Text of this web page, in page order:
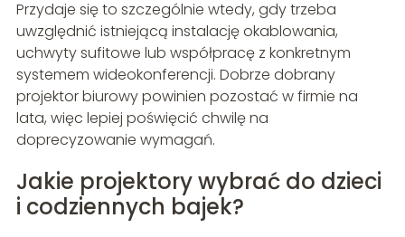
Przydaje się to szczególnie wtedy, gdy trzeba
uwzględnić istniejącą instalację okablowania,
uchwyty sufitowe lub współpracę z konkretnym
systemem wideokonferencji. Dobrze dobrany
projektor biurowy powinien pozostać w firmie na
lata, więc lepiej poświęcić chwilę na
doprecyzowanie wymagań.
Jakie projektory wybrać do dzieci
i codziennych bajek?